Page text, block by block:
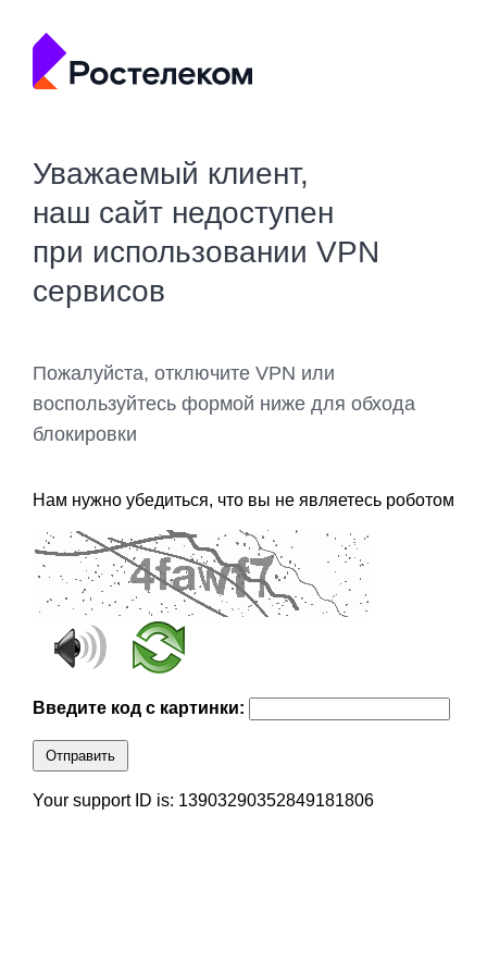
Уважаемый клиент,
наш сайт недоступен
при использовании VPN
сервисов
Пожалуйста, отключите VPN или
воспользуйтесь формой ниже для обхода
блокировки
Нам нужно убедиться, что вы не являетесь роботом
Введите код с картинки:
Отправить
Your support ID is: 13903290352849181806